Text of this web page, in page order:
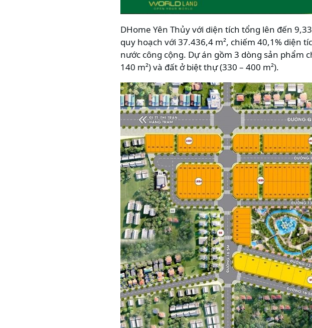
DHome Yên Thủy với diện tích tổng lên đến
quy hoạch với 37.436,4 m², chiếm 40,1% diện
nước công cộng. Dự án gồm 3 dòng sản phẩm
140 m²) và đất ở biệt thự (330 – 400 m²).